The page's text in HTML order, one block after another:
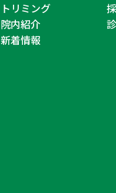
トリミング
院内紹介
新着情報